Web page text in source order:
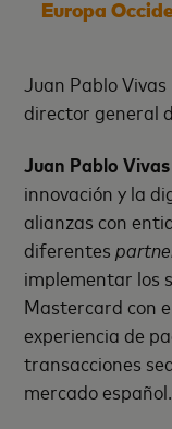
Europa
Juan Pablo
director general
Juan Pablo Vivas
innovación y la
alianzas con
diferentes
implementar los
Mastercard con
experiencia de
transacciones
mercado español.